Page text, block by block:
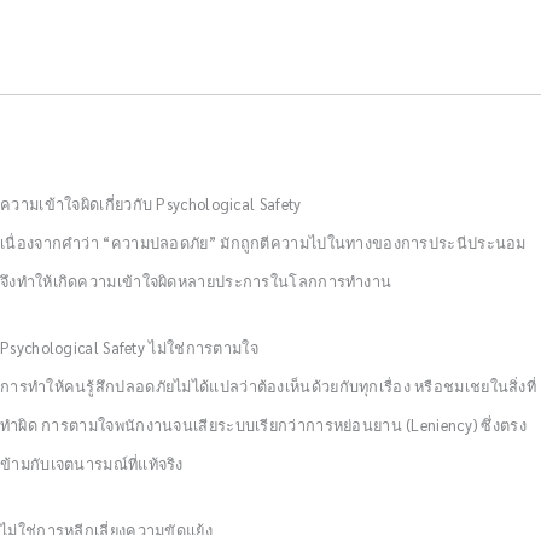
ความเข้าใจผิดเกี่ยวกับ Psychological Safety
เนื่องจากคำว่า “ความปลอดภัย” มักถูกตีความไปในทางของการประนีประนอม
จึงทำให้เกิดความเข้าใจผิดหลายประการในโลกการทำงาน
Psychological Safety ไม่ใช่การตามใจ
การทำให้คนรู้สึกปลอดภัยไม่ได้แปลว่าต้องเห็นด้วยกับทุกเรื่อง หรือชมเชยในสิ่งที่
ทำผิด การตามใจพนักงานจนเสียระบบเรียกว่าการหย่อนยาน (Leniency) ซึ่งตรง
ข้ามกับเจตนารมณ์ที่แท้จริง
ไม่ใช่การหลีกเลี่ยงความขัดแย้ง